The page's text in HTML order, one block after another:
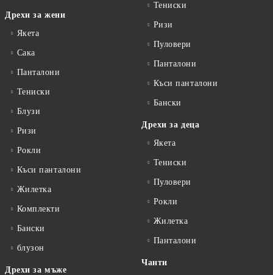
Дрехи за жени
Якета
Сакa
Панталони
Тениски
Блузи
Ризи
Рокли
Къси панталони
Жилетка
Комплекти
Бански
блузон
Дрехи за мъже
Тениски
Ризи
Пуловери
Панталони
Къси панталони
Бански
Дрехи за деца
Якета
Тениски
Пуловери
Рокли
Жилетка
Панталони
Чанти